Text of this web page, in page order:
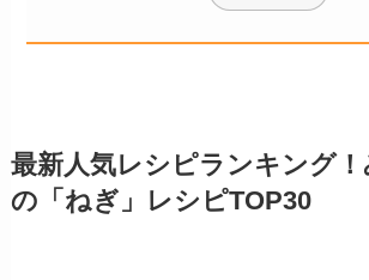
最新人気レシピランキング
の「ねぎ」レシピTOP30